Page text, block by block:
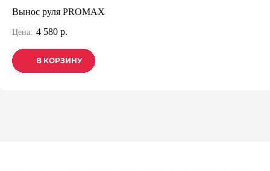
Вынос руля PROMAX
Цена: 4 580 р.
В КОРЗИНУ
В КОРЗИНУ
В КОРЗИНУ